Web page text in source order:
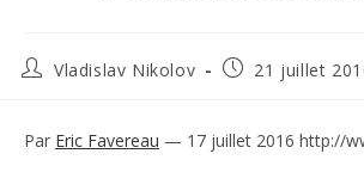
Auteur/autrice
publication :
Vladislav Nikolov
Publication
21 juillet
Par Eric Favereau — 17 juillet 2016 http://